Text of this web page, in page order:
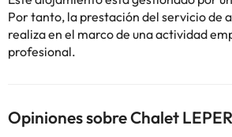
Croix de Fer está a 45 km del alojamiento.
(Aeropuerto de Grenoble – Isère) está a
Informa a Chalet LEPERVIERE con
de llegada. Para ello, puedes utilizar el
aparecen en la confirmación de la reserva.
coronavirus (COVID-19), el alojamiento
Por tanto, la prestación del servicio de
realiza en el marco de una actividad
profesional.
Opiniones sobre Chalet